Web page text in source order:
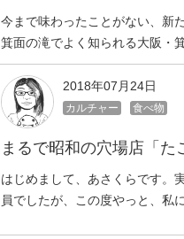
今まで味わったことがない、新
箕面の滝でよく知られる大阪・
2018年07月24日
カルチャー 食べ物
まるで昭和の穴場店「た
はじめまして、あさくらです。
員でしたが、この度やっと、私